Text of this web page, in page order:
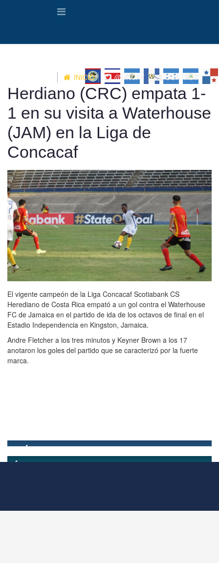
INICIO @UNCAF CONTACTO
Herdiano (CRC) empata 1-
1 en su visita a Waterhouse
(JAM) en la Liga de
Concacaf
El vigente campeón de la Liga Concacaf Scotiabank CS
Herediano de Costa Rica empató a un gol contra el Waterhouse
FC de Jamaica en el partido de ida de los octavos de final en el
Estadio Independencia en Kingston, Jamaica.
Andre Fletcher a los tres minutos y Keyner Brown a los 17
anotaron los goles del partido que se caracterizó por la fuerte
marca.